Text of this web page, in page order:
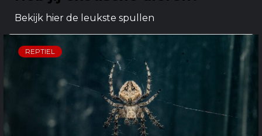
Bekijk hier de leukste spullen
REPTIEL